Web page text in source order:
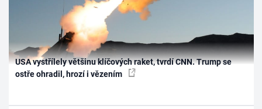
USA vystřílely většinu klíčových raket, tvrdí CNN. Trump se
ostře ohradil, hrozí i vězením